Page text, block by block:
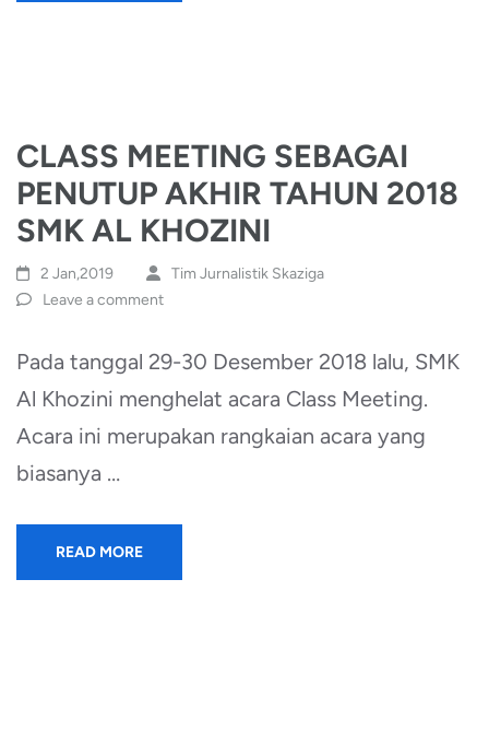
CLASS MEETING SEBAGAI
PENUTUP AKHIR TAHUN 2018
SMK AL KHOZINI
2 Jan,2019
Tim Jurnalistik Skaziga
Leave a comment
Pada tanggal 29-30 Desember 2018 lalu, SMK
Al Khozini menghelat acara Class Meeting.
Acara ini merupakan rangkaian acara yang
biasanya …
READ MORE